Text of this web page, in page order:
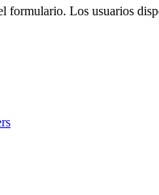
Los usuarios